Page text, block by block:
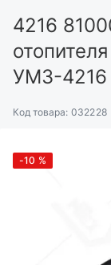
4216
УМЗ-4216
Код товара: 032228
-10 %